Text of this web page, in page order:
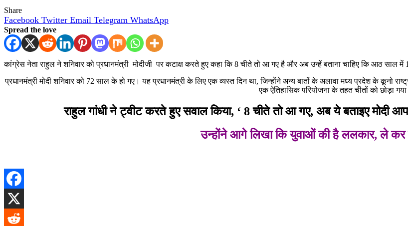
Share
Facebook Twitter Email Telegram WhatsApp
Spread the love
कांग्रेस नेता राहुल ने शनिवार को प्रधानमंत्री मोदीजी पर कटाक्ष करते हुए कहा कि 8 चीते तो आ गए है और अब उन्हें बताना चाहिए कि आठ साल में
प्रधानमंत्री मोदी शनिवार को 72 साल के हो गए। यह प्रधानमंत्री के लिए एक व्यस्त दिन था, जिन्होंने अन्य बातों के अलावा मध्य प्रदेश के कूनो
एक ऐतिहासिक परियोजना के तहत चीतों को छोड़ा
राहुल गांधी ने ट्वीट करते हुए सवाल किया, ‘ 8 चीते तो आ गए, अब ये बताइए मोदी
उन्होंने आगे लिखा कि युवाओं की है ललकार, ले कर